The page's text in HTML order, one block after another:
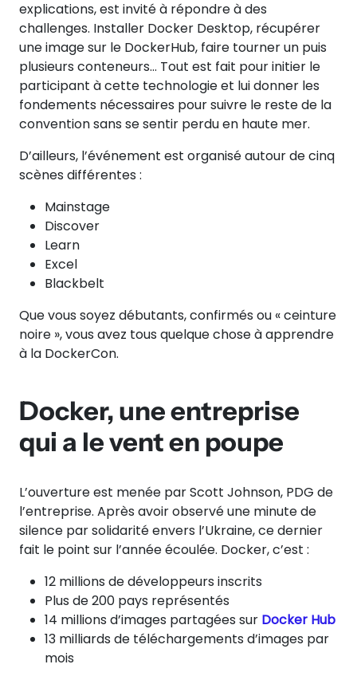
explications, est invité à répondre à des
challenges. Installer Docker Desktop, récupérer
une image sur le DockerHub, faire tourner un puis
plusieurs conteneurs… Tout est fait pour initier le
participant à cette technologie et lui donner les
fondements nécessaires pour suivre le reste de la
convention sans se sentir perdu en haute mer.
D’ailleurs, l’événement est organisé autour de cinq
scènes différentes :
Mainstage
Discover
Learn
Excel
Blackbelt
Que vous soyez débutants, confirmés ou « ceinture
noire », vous avez tous quelque chose à apprendre
à la DockerCon.
Docker, une entreprise
qui a le vent en poupe
L’ouverture est menée par Scott Johnson, PDG de
l’entreprise. Après avoir observé une minute de
silence par solidarité envers l’Ukraine, ce dernier
fait le point sur l’année écoulée. Docker, c’est :
12 millions de développeurs inscrits
Plus de 200 pays représentés
14 millions d’images partagées sur Docker Hub
13 milliards de téléchargements d’images par
mois